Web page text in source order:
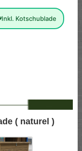
Inkl. Kotschublade
( naturel )